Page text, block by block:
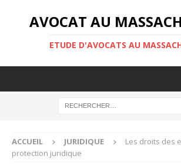
AVOCAT AU
ETUDE D'AVOCATS AU
ACCUEIL JURIDIQUE
Les droits des
protection juridique